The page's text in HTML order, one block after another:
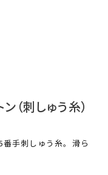
（刺しゅう糸）
手刺しゅう糸。滑ら